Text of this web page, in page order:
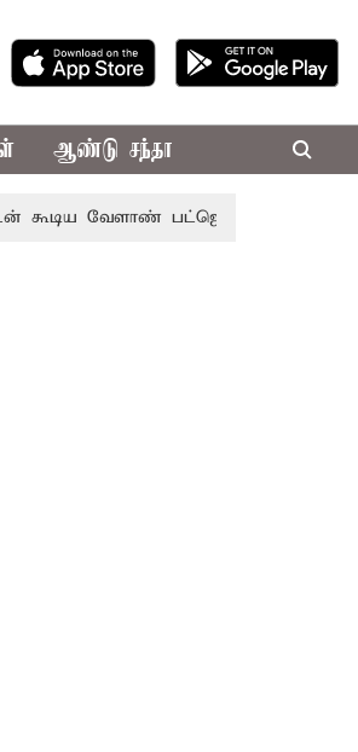
ஆண்டு சந்தா
வேளாண் பட்ஜெட்: முதல்-அமைச்சர்